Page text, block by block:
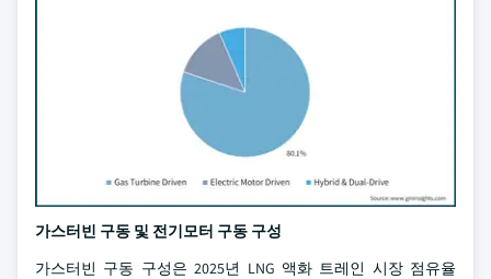
가스터빈 구동 및 전기모터 구동 구성
가스터빈 구동 구성은 2025년 LNG 액화 트레인 시장 점유율